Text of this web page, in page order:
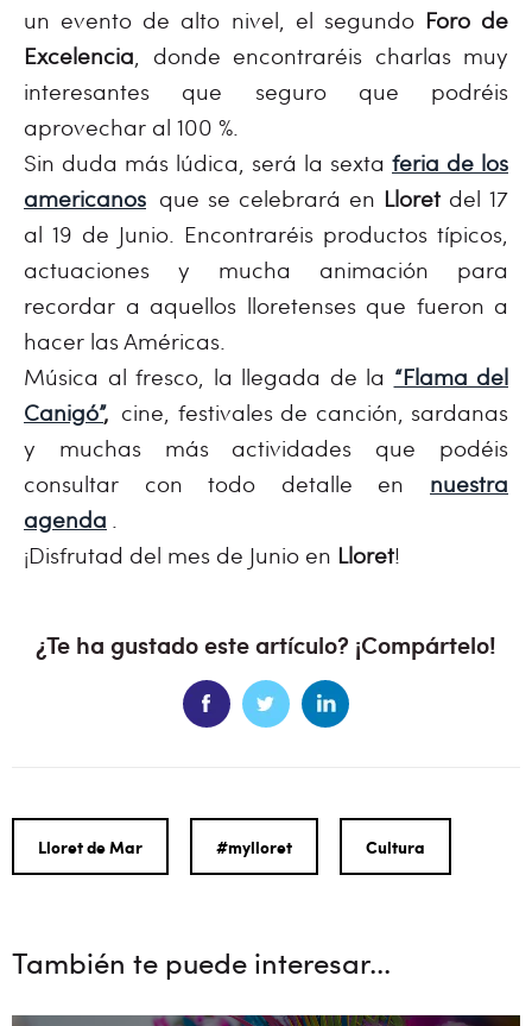
un evento de alto nivel, el segundo Foro de
Excelencia, donde encontraréis charlas muy
interesantes que seguro que podréis
aprovechar al 100 %.
Sin duda más lúdica, será la sexta feria de los
americanos que se celebrará en Lloret del 17
al 19 de Junio. Encontraréis productos típicos,
actuaciones y mucha animación para
recordar a aquellos lloretenses que fueron a
hacer las Américas.
Música al fresco, la llegada de la “Flama del
Canigó”, cine, festivales de canción, sardanas
y muchas más actividades que podéis
consultar con todo detalle en nuestra
agenda .
¡Disfrutad del mes de Junio en Lloret!
¿Te ha gustado este artículo? ¡Compártelo!
Lloret de Mar #mylloret Cultura
También te puede interesar...